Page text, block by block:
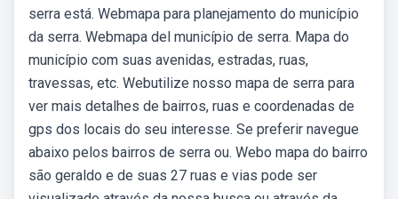
serra está. Webmapa para planejamento do município
da serra. Webmapa del município de serra. Mapa do
município com suas avenidas, estradas, ruas,
travessas, etc. Webutilize nosso mapa de serra para
ver mais detalhes de bairros, ruas e coordenadas de
gps dos locais do seu interesse. Se preferir navegue
abaixo pelos bairros de serra ou. Webo mapa do bairro
são geraldo e de suas 27 ruas e vias pode ser